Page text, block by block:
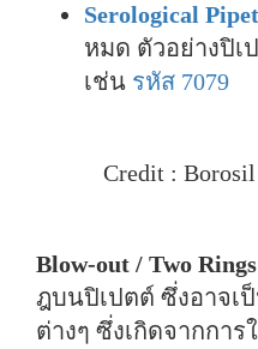
Serological
หมด ตัวอย่างปิเ
เช่น รหัส 7079
Credit :
Blow-out / Two
ฎบนปิเปตต์ ซึ่งอาจเ
ต่างๆ ซึ่งเกิดจากกา